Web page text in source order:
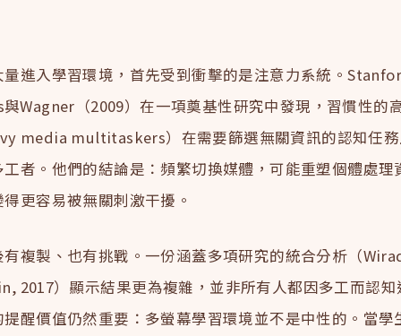
量進入學習環境，首先受到衝擊的是注意力系統。
Wagner（2009）在一項奠基性研究中發現，習慣性的
media multitaskers）在需要篩選無關資訊的認知任
者。他們的結論是：頻繁切換媒體，可能重塑個體處理
更容易被無關刺激干擾。
複製、也有挑戰。一份涵蓋多項研究的統合分析（
2017）顯示結果更為複雜，並非所有人都因多工而認
醒價值仍然重要：多螢幕學習環境並不是中性的。當學